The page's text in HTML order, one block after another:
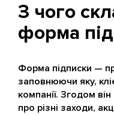
З чого
форма
Форма підписки —
заповнюючи яку,
компанії. Згодом
про різні заходи,